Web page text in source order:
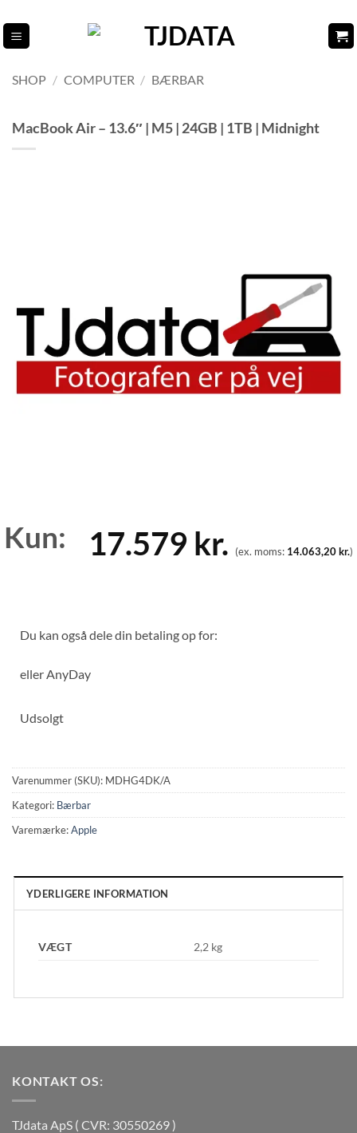
til
indhold
SHOP / COMPUTER / BÆRBAR
MacBook Air – 13.6″ | M5 | 24GB | 1TB | Midnight
Kun: 17.579 kr. (ex. moms: 14.063,20kr.)
Du kan også dele din betaling op for:
eller AnyDay
Udsolgt
Varenummer (SKU): MDHG4DK/A
Kategori: Bærbar
Varemærke:Apple
YDERLIGERE INFORMATION
VÆGT 2,2 kg
KONTAKT OS:
TJdata ApS ( CVR: 30550269 )